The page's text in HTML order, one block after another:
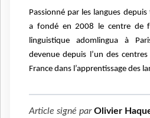
Passionné par les langues
a fondé en 2008 le centre de
linguistique adomlingua à
devenue depuis l’un des
France dans l’apprentissage des
Article signé parOlivier